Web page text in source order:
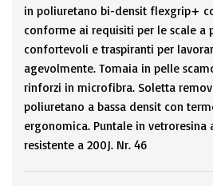
in poliuretano bi-densit flexgrip+
conforme ai requisiti per le scale a
confortevoli e traspiranti per
agevolmente. Tomaia in pelle
rinforzi in microfibra. Soletta
poliuretano a bassa densit con
ergonomica. Puntale in vetroresina
resistente a 200J. Nr. 46